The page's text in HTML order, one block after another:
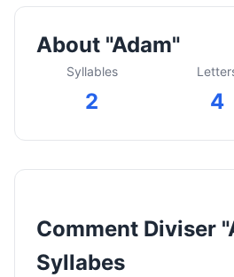
About "Adam"
Syllables
2 4
Comment Diviser
Syllabes